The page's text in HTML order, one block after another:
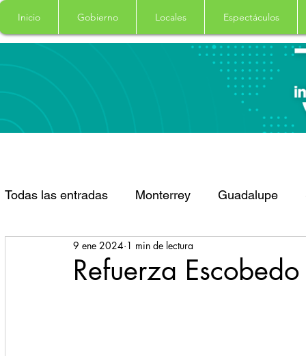
Inicio Gobierno Locales Espectáculos
Todas las entradas Monterrey Guadalupe
Santa Catarina San Pedro Garza Garcia
Refuerza
9 ene 2024 1 min de lectura